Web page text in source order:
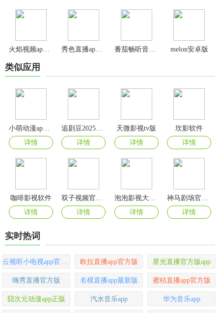
火焰视频app官方最新版 番茄畅听音乐版2024最新版 melon安卓版
类似应用
小萌动漫app官方版
详情
详情
天微影视tv版
详情
坎影软件
详情
咖啡影视软件
详情
详情
泡泡影视大全官方正版
详情
详情
实时热词
欧拉直播app官方版 星光直播官方版app
嗨秀直播官方版 名模直播app最新版 蜜桔直播app官方版
囧次元动漫app正版 汽水音乐app 华为音乐app